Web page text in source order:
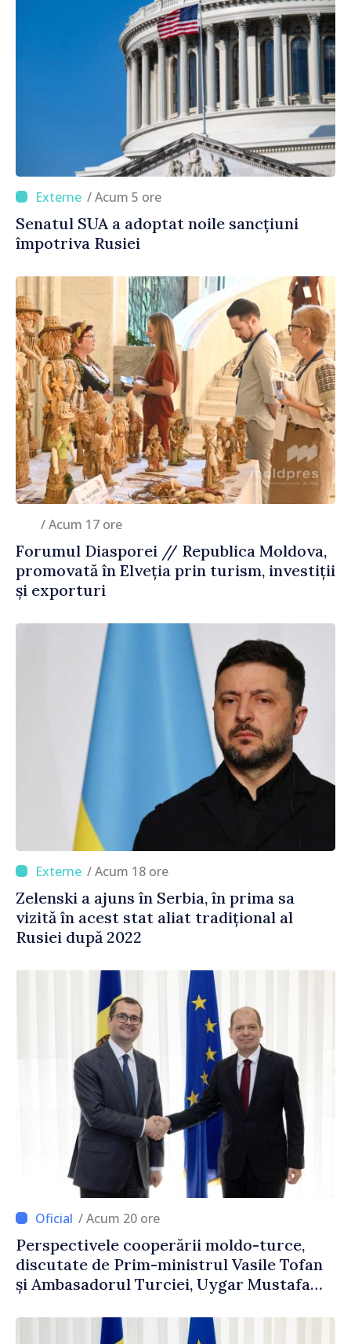
/ Acum 5 ore
Senatul SUA a adoptat noile sancțiuni
împotriva Rusiei
/ Acum 17 ore
Forumul Diasporei // Republica Moldova,
promovată în Elveția prin turism, investiții
și exporturi
/ Acum 18 ore
Zelenski a ajuns în Serbia, în prima sa
vizită în acest stat aliat tradițional al
Rusiei după 2022
/ Acum 20 ore
Perspectivele cooperării moldo-turce,
discutate de Prim-ministrul Vasile Tofan
și Ambasadorul Turciei, Uygar Mustafa